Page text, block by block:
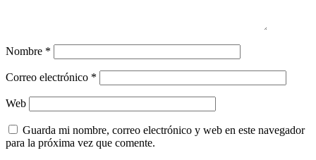
Nombre *
Correo electrónico *
Web
Guarda mi nombre, correo electrónico y web en este navegador
para la próxima vez que comente.